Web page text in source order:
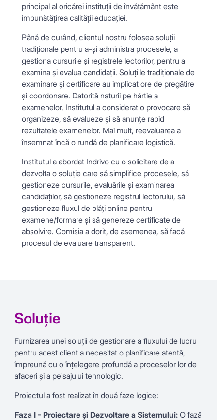
principal al oricărei instituții de învățământ este
îmbunătățirea calității educației.
Până de curând, clientul nostru folosea soluții
tradiționale pentru a-și administra procesele, a
gestiona cursurile și registrele lectorilor, pentru a
examina și evalua candidații. Soluțiile tradiționale de
examinare și certificare au implicat ore de pregătire
și coordonare. Datorită naturii pe hârtie a
examenelor, Institutul a considerat o provocare să
organizeze, să evalueze și să anunțe rapid
rezultatele examenelor. Mai mult, reevaluarea a
însemnat încă o rundă de planificare logistică.
Institutul a abordat Indrivo cu o solicitare de a
dezvolta o soluție care să simplifice procesele, să
gestioneze cursurile, evaluările și examinarea
candidaților, să gestioneze registrul lectorului, să
gestioneze fluxul de plăți online pentru
examene/formare și să genereze certificate de
absolvire. Comisia a dorit, de asemenea, să facă
procesul de evaluare transparent.
Soluţie
Furnizarea unei soluții de gestionare a fluxului de lucru
pentru acest client a necesitat o planificare atentă,
împreună cu o înțelegere profundă a proceselor lor de
afaceri și a peisajului tehnologic.
Proiectul a fost realizat în două faze logice:
Faza I - Proiectare și Dezvoltare a Sistemului: O fază